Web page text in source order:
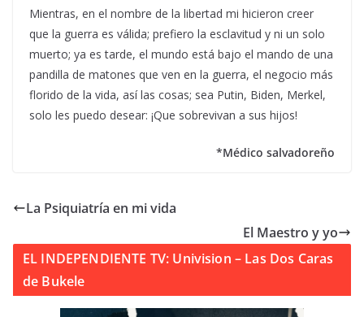
Mientras, en el nombre de la libertad mi hicieron creer
que la guerra es válida; prefiero la esclavitud y ni un solo
muerto; ya es tarde, el mundo está bajo el mando de una
pandilla de matones que ven en la guerra, el negocio más
florido de la vida, así las cosas; sea Putin, Biden, Merkel,
solo les puedo desear: ¡Que sobrevivan a sus hijos!
*Médico salvadoreño
La Psiquiatría en mi vida
El Maestro y yo
EL INDEPENDIENTE TV: Univision – Las Dos Caras
de Bukele